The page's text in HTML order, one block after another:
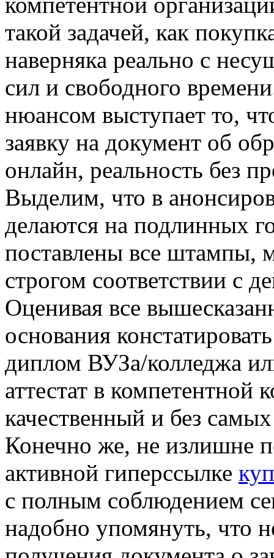
такой задачей, как
наверняка реально с
сил и свободного
нюансом выступает то,
заявку на документ об
онлайн, реальность без
Выделим, что в
делаются на подлинных
поставлены все штампы,
строгом соответствии с
Оценивая все
основания
диплом ВУЗа/колледжа
аттестат в компетентной
качественный и без
Конечно же, не излишне
активной гиперссылке
с полным соблюдением
надобно упомянуть, что